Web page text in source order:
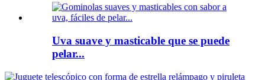
Uva suave y masticable que se puede
pelar...